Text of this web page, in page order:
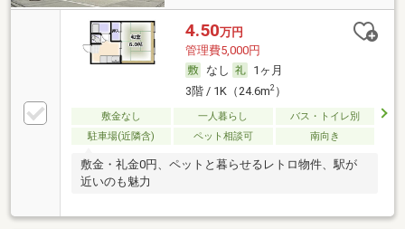
4.50万円
管理費5,000円
なし
1ヶ月
3階 / 1K（24.6m2）
敷金なし 一人暮らし
バス・トイレ別
駐車場(近隣含)
ペット相談可 南向き
敷金・礼金0円、ペットと暮らせるレトロ物件、駅が
近いのも魅力